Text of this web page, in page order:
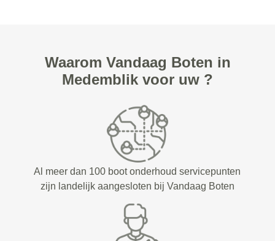
Waarom Vandaag Boten in
Medemblik voor uw ?
Al meer dan 100 boot onderhoud servicepunten
zijn landelijk aangesloten bij Vandaag Boten